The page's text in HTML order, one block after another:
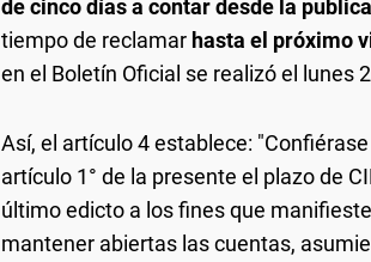
de cinco días a contar desde la
tiempo de reclamar hasta el próximo
en el Boletín Oficial se realizó el lunes
Así, el artículo 4 establece:
artículo 1° de la presente el plazo de
último edicto a los fines que
mantener abiertas las cuentas,